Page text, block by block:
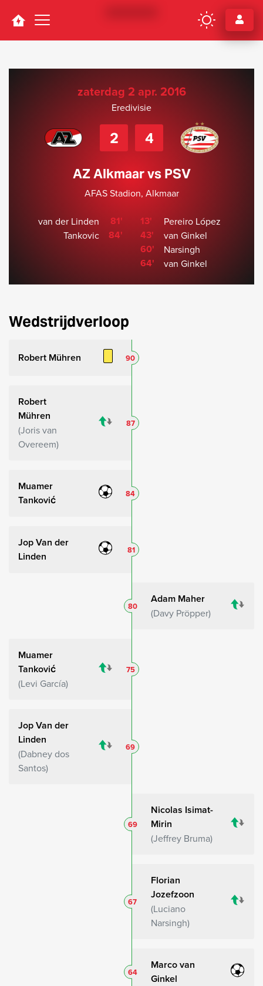
Navigation
zaterdag 2 apr. 2016
Eredivisie
2 4
AZ Alkmaar vs PSV
AFAS Stadion, Alkmaar
van der Linden 81'
Tankovic 84'
13' Pereiro López
43' van Ginkel
60' Narsingh
64' van Ginkel
Wedstrijdverloop
Robert Mühren 90
Robert
Mühren
Joris van
Overeem
87
Muamer
Tanković
84
Jop Van der
Linden
81
Adam Maher
Davy Pröpper
80
Muamer
Tanković
Levi García
75
Jop Van der
Linden
Dabney dos
Santos
69
Nicolas Isimat-
Mirin
Jeffrey Bruma
69
Florian
Jozefzoon
Luciano
Narsingh
67
Marco van
Ginkel
64